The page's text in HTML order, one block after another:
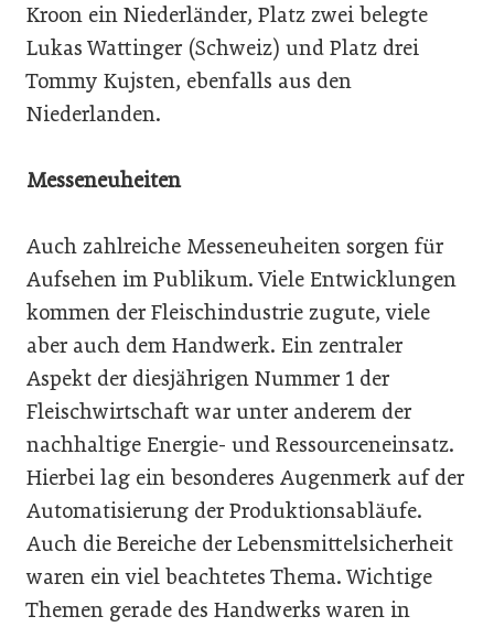
Kroon ein Niederländer, Platz zwei belegte
Lukas Wattinger (Schweiz) und Platz drei
Tommy Kujsten, ebenfalls aus den
Niederlanden.
Messeneuheiten
Auch zahlreiche Messeneuheiten sorgen für
Aufsehen im Publikum. Viele Entwicklungen
kommen der Fleischindustrie zugute, viele
aber auch dem Handwerk. Ein zentraler
Aspekt der diesjährigen Nummer 1 der
Fleischwirtschaft war unter anderem der
nachhaltige Energie- und Ressourceneinsatz.
Hierbei lag ein besonderes Augenmerk auf der
Automatisierung der Produktionsabläufe.
Auch die Bereiche der Lebensmittelsicherheit
waren ein viel beachtetes Thema. Wichtige
Themen gerade des Handwerks waren in